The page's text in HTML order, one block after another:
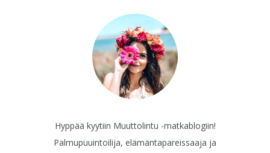
Hyppää kyytiin Muuttolintu -matkablogiin!
Palmupuuintoilija, elämäntapareissaaja ja